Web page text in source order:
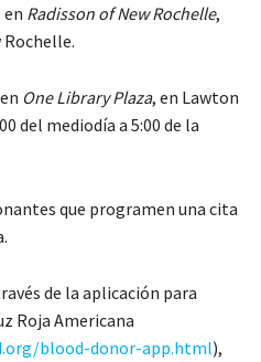
en Radisson of New Rochelle,
Rochelle.
One Library Plaza, en Lawton
del mediodía a 5:00 de la
que programen una cita
de la aplicación para
Roja Americana
blood-donor-app.html),